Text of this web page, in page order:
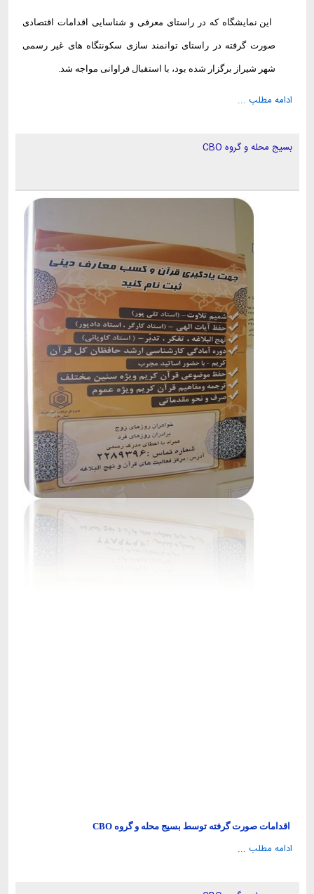
این نمایشگاه که در راستای معرفی و شناسایی اقدامات اقتصادی
صورت گرفته در راستای توانمند سازی سکونتگاه های غیر رسمی
شهر شیراز برگزار شده بود، با استقبال فراوانی مواجه شد
ادامه مطلب ...
بسیج محله و گروه CBO
اقدامات صورت گرفته توسط بسیج محله و گروه CBO
ادامه مطلب ...